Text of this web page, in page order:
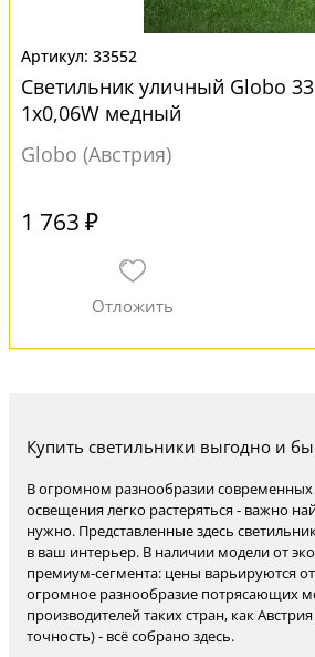
33552
Светильник уличный Globo
1x0,06W медный
Globo (Австрия)
1 763 ₽
Купить светильники выгодно и
В огромном разнообразии современных
освещения легко растеряться - важно
нужно. Представленные здесь
в ваш интерьер. В наличии модели от
премиум-сегмента: цены варьируются
огромное разнообразие потрясающих
производителей таких стран, как
точность) - всё собрано здесь.